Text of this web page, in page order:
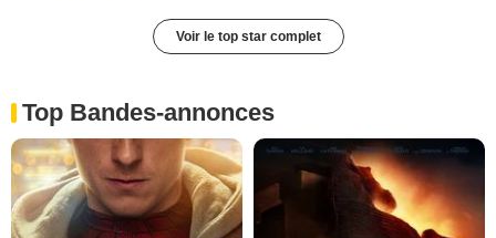
Voir le top star complet
Top Bandes-annonces